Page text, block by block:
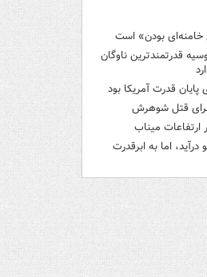
خامنه‌ای بودن» است
قدرتمندترین ناوگان
پایان قدرت آمریکا بود
برای قتل شوهرش
درآید، اما به ابرقدرت